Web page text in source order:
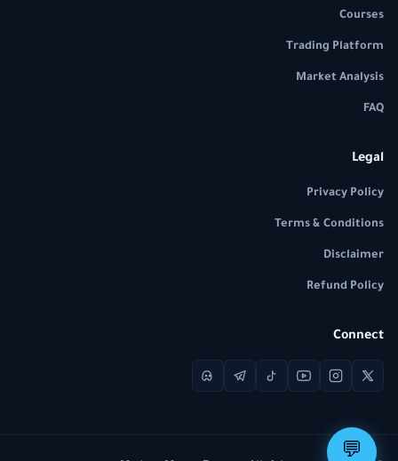
Courses
Trading Platform
Market Analysis
FAQ
Legal
Privacy Policy
Terms & Conditions
Disclaimer
Refund Policy
Connect
💬